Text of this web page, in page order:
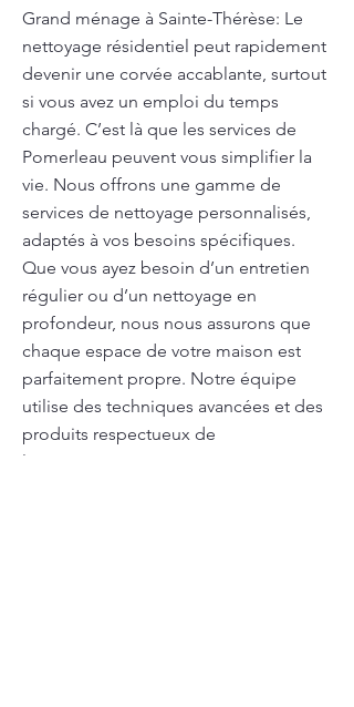
Grand ménage à Sainte-Thérèse: Le
nettoyage résidentiel peut rapidement
devenir une corvée accablante, surtout
si vous avez un emploi du temps
chargé. C’est là que les services de
Pomerleau peuvent vous simplifier la
vie. Nous offrons une gamme de
services de nettoyage personnalisés,
adaptés à vos besoins spécifiques.
Que vous ayez besoin d’un entretien
régulier ou d’un nettoyage en
profondeur, nous nous assurons que
chaque espace de votre maison est
parfaitement propre. Notre équipe
utilise des techniques avancées et des
produits respectueux de
l’environnement pour garantir un